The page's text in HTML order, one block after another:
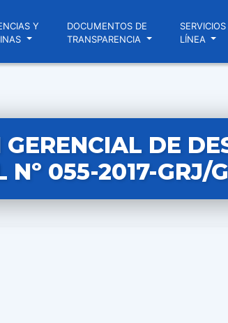
Y
DOCUMENTOS DE
TRANSPARENCIA
LÍNEA
GERENCIAL DE
Nº 055-2017-GRJ/